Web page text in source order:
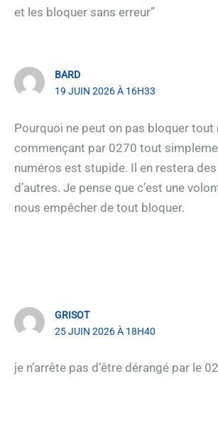
et les bloquer sans erreur”
BARD
19 JUIN 2026 À 16H33
Pourquoi ne peut on pas bloquer tout
commençant par 0270 tout
numéros est stupide. Il en restera
d’autres. Je pense que c’est une
nous empêcher de tout bloquer.
GRISOT
25 JUIN 2026 À 18H40
je n’arrête pas d’être dérangé par le